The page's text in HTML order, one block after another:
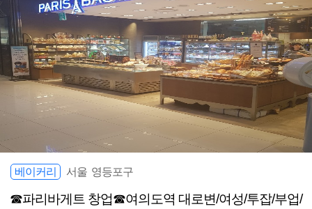
베이커리 서울 영등포구
☎파리바게트 창업☎여의도역 대로변/여성/투잡/부업/